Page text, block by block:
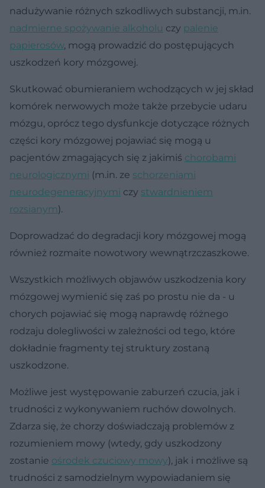
nadużywanie różnych szkodliwych substancji, m.in.
nadmierne spożywanie alkoholu czy palenie
papierosów, mogą prowadzić do postępujących
uszkodzeń kory mózgowej.
Skutkować obumieraniem wchodzących w jej skład
komórek nerwowych może także przebycie udaru
mózgu, oprócz tego dysfunkcje dotyczące różnych
części kory mózgowej pojawiać się mogą u
pacjentów zmagających się z jakimiś chorobami
neurologicznymi (m.in. ze schorzeniami
neurodegeneracyjnymi czy stwardnieniem
rozsianym).
Doprowadzać do degradacji kory mózgowej mogą
również rozmaite nowotwory wewnątrzczaszkowe.
Wszystkich możliwych objawów uszkodzenia kory
mózgowej wymienić się zaś po prostu nie da - u
chorych pojawiać się mogą naprawdę różnego
rodzaju dolegliwości w zależności od tego, które
dokładnie fragmenty tej struktury zostaną
uszkodzone.
Możliwe jest występowanie zaburzeń czucia, jak i
trudności z wykonywaniem ruchów dowolnych.
Zdarza się, że chorzy doświadczają problemów z
rozumieniem mowy (wtedy, gdy uszkodzony
zostanie ośrodek czuciowy mowy), jak i możliwe są
trudności z samodzielnym wypowiadaniem się